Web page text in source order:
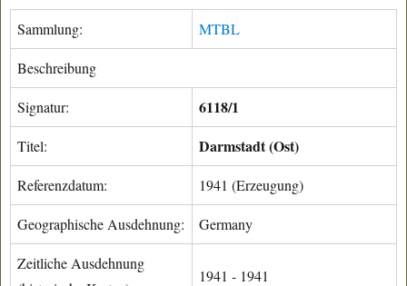
Sammlung: MTBL
Beschreibung
Signatur: 6118/1
Titel: Darmstadt (Ost)
Referenzdatum: 1941 (Erzeugung)
Geographische Ausdehnung: Germany
Zeitliche Ausdehnung
1941 - 1941